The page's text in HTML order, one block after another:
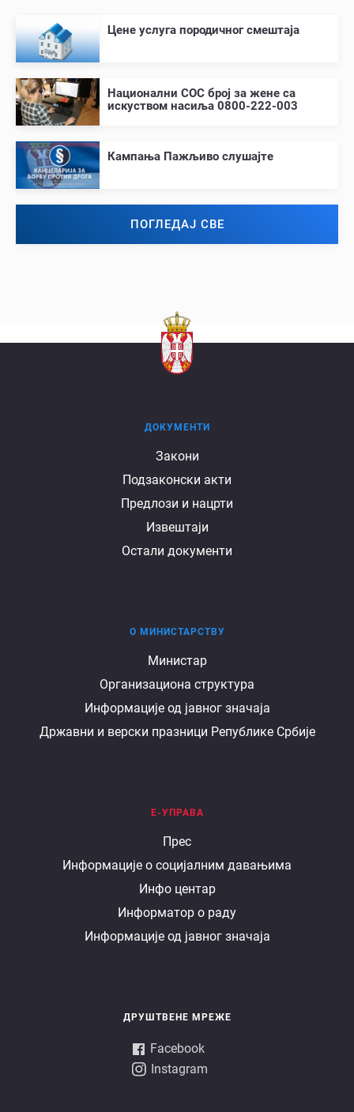
Цене услуга породичног смештаја
Национални СОС број за жене са
искуством насиља 0800-222-003
Кампања Пажљиво слушајте
ПОГЛЕДАЈ СВЕ
ДОКУМЕНТИ
Закони
Подзаконски акти
Предлози и нацрти
Извештаји
Остали документи
министарству
О МИНИСТАРСТВУ
Министар
Организациона структура
Информације од јавног значаја
Државни и верски празници Републике Србије
Е-УПРАВА
Прес
Информације о социјалним давањима
Инфо центар
Информатор о раду
Информације од јавног значаја
ДРУШТВЕНЕ МРЕЖЕ
Facebook
Instagram